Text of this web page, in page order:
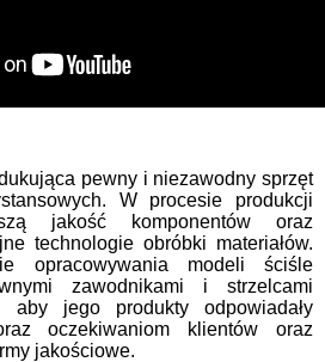
pewny i niezawodny sprzęt
W procesie produkcji
jakość komponentów oraz
technologie obróbki materiałów.
opracowywania modeli ściśle
zawodnikami i strzelcami
aby jego produkty odpowiadały
oczekiwaniom klientów oraz
jakościowe.